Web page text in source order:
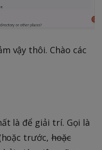
vậy thôi. Chào các
là để giải trí. Gọi là
trước, hoặc